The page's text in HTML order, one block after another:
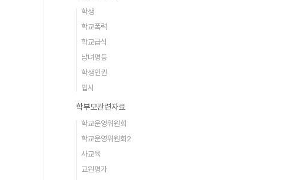
학생
학교폭력
학교급식
남녀평등
학생인권
입시
학부모관련자료
학교운영위원회
학교운영위원회2
사교육
교원평가